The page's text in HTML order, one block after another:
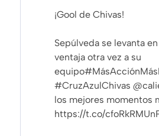
¡Gool de Chivas!
Sepúlveda se levanta
ventaja otra vez a su
equipo
#CruzAzulChivas
los mejores momentos
https://t.co/